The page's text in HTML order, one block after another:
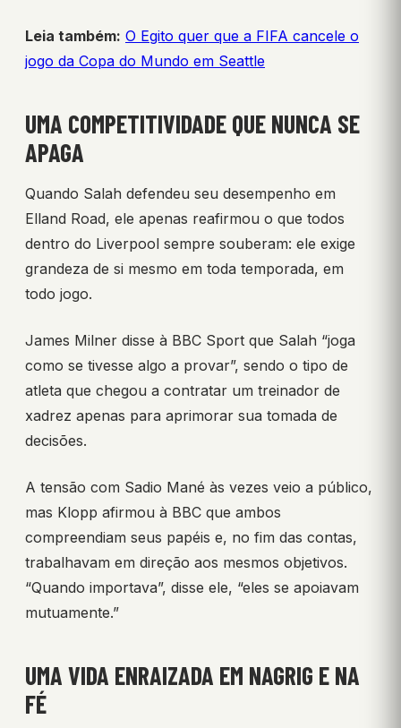
Leia também: O Egito quer que a FIFA cancele o
jogo da Copa do Mundo em Seattle
UMA COMPETITIVIDADE QUE NUNCA SE
APAGA
Quando Salah defendeu seu desempenho em
Elland Road, ele apenas reafirmou o que todos
dentro do Liverpool sempre souberam: ele exige
grandeza de si mesmo em toda temporada, em
todo jogo.
James Milner disse à BBC Sport que Salah “joga
como se tivesse algo a provar”, sendo o tipo de
atleta que chegou a contratar um treinador de
xadrez apenas para aprimorar sua tomada de
decisões.
A tensão com Sadio Mané às vezes veio a público,
mas Klopp afirmou à BBC que ambos
compreendiam seus papéis e, no fim das contas,
trabalhavam em direção aos mesmos objetivos.
“Quando importava”, disse ele, “eles se apoiavam
mutuamente.”
UMA VIDA ENRAIZADA EM NAGRIG E NA
FÉ